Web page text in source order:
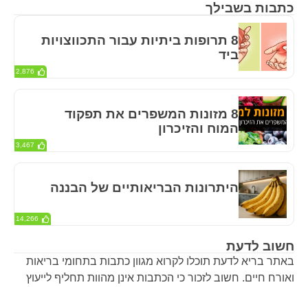
חשוב לדעת
באתר בריא לדעת תוכלו לקרוא מגוון כתבות בתחומי בריאות
ואורח חיים. חשוב לזכור כי הכתבות אינן מהוות תחליף לייעוץ
כתבות בשבילך
8 תרופות ביתיות עבור התכווצויות
ביד
2,876
8 מזונות המשפרים את תפקוד
המוח והזיכרון
3,467
היתרונות הבריאותיים של הבננה
14,266